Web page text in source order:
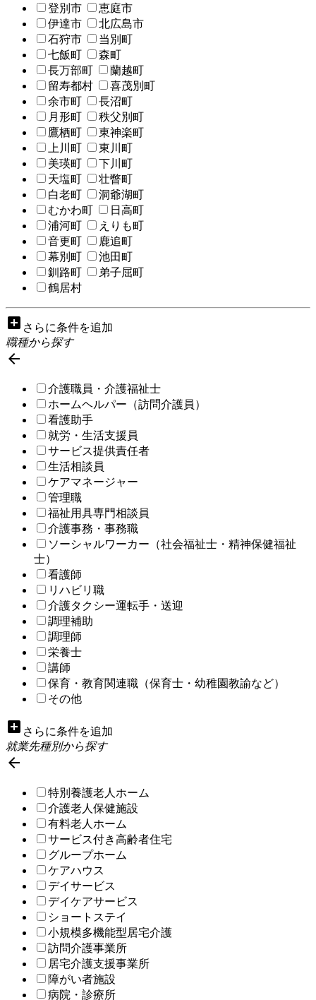
登別市
恵庭市
伊達市
北広島市
石狩市
当別町
七飯町
森町
長万部町
蘭越町
留寿都村
喜茂別町
余市町
長沼町
月形町
秩父別町
鷹栖町
東神楽町
上川町
東川町
美瑛町
下川町
天塩町
壮瞥町
白老町
洞爺湖町
むかわ町
日高町
浦河町
えりも町
音更町
鹿追町
幕別町
池田町
釧路町
弟子屈町
鶴居村
add_box さらに条件を追加
職種から探す

介護職員・介護福祉士
ホームヘルパー（訪問介護員）
看護助手
就労・生活支援員
サービス提供責任者
生活相談員
ケアマネージャー
管理職
福祉用具専門相談員
介護事務・事務職
ソーシャルワーカー（社会福祉士・精神保健福祉
士）
看護師
リハビリ職
介護タクシー運転手・送迎
調理補助
調理師
栄養士
講師
保育・教育関連職（保育士・幼稚園教諭など）
その他
add_box さらに条件を追加
就業先種別から探す

特別養護老人ホーム
介護老人保健施設
有料老人ホーム
サービス付き高齢者住宅
グループホーム
ケアハウス
デイサービス
デイケアサービス
ショートステイ
小規模多機能型居宅介護
訪問介護事業所
居宅介護支援事業所
障がい者施設
病院・診療所